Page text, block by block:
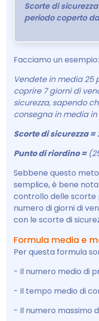
Scorte di
periodo coperto
Facciamo un esempio:
Vendete in media 25
coprire 7 giorni di
sicurezza, sapendo
consegna in media in
Scorte di sicurezza =
Punto di riordino =
Sebbene questo
semplice, è bene
controllo delle
numero di giorni di
con le scorte di
Formula media e
Per questa formula
- Il numero medio di
- Il tempo medio di
- Il numero massimo